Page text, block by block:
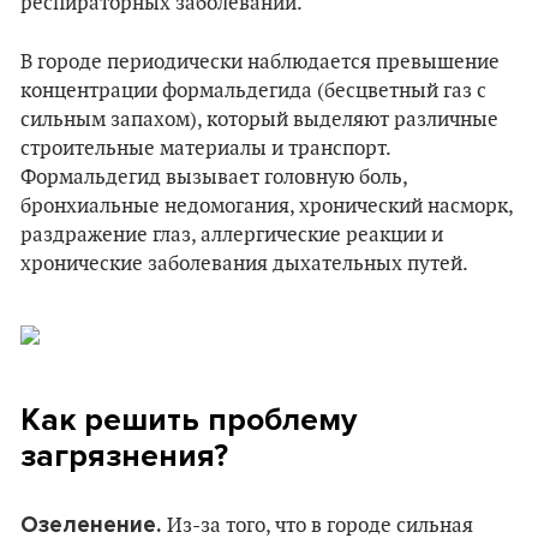
В городе периодически наблюдается превышение
концентрации формальдегида (бесцветный газ с
сильным запахом), который выделяют различные
строительные материалы и транспорт.
Формальдегид вызывает головную боль,
бронхиальные недомогания, хронический насморк,
раздражение глаз, аллергические реакции и
хронические заболевания дыхательных путей.
Как решить проблему
загрязнения?
Озеленение. Из-за того, что в городе сильная